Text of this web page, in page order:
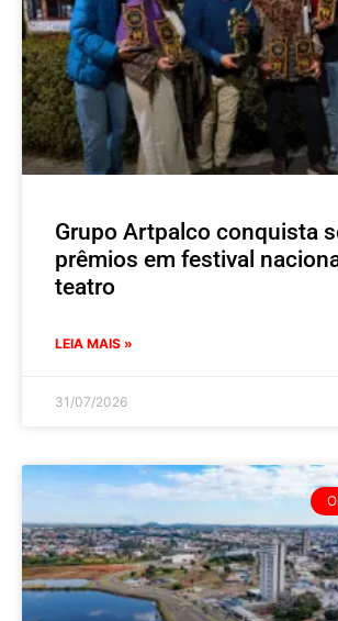
Grupo Artpalco conquista
prêmios em festival
teatro
LEIA MAIS »
31/07/2026